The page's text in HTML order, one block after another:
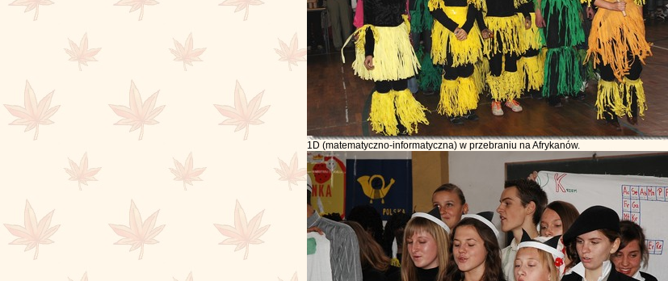
1D (matematyczno-informatyczna) w przebraniu na Afrykanów.